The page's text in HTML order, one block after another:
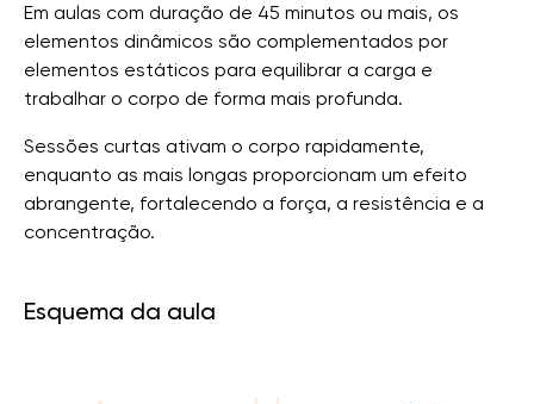
Em aulas com duração de 45 minutos ou mais, os
elementos dinâmicos são complementados por
elementos estáticos para equilibrar a carga e
trabalhar o corpo de forma mais profunda.
Sessões curtas ativam o corpo rapidamente,
enquanto as mais longas proporcionam um efeito
abrangente, fortalecendo a força, a resistência e a
concentração.
Esquema da aula